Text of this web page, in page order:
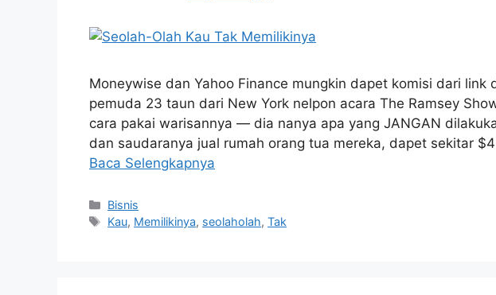
Moneywise dan Yahoo Finance mungkin dapet komisi dari link
pemuda 23 taun dari New York nelpon acara The Ramsey
cara pakai warisannya — dia nanya apa yang JANGAN
dan saudaranya jual rumah orang tua mereka, dapet sekitar
Baca Selengkapnya
Kategori
Bisnis
Tag
Kau, Memilikinya, seolaholah,Tak